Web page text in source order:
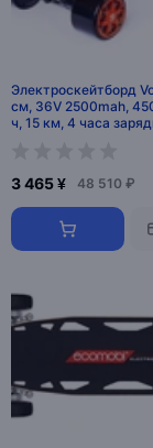
Электроскейтборд
см, 36V 2500mah,
ч, 15 км, 4 часа
3 465 ¥ 48 510 ₽